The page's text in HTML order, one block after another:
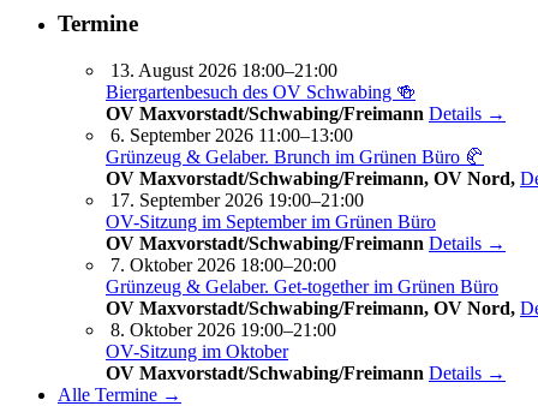
Termine
13. August 2026 18:00–21:00
Biergartenbesuch des OV Schwabing 🍻
OV Maxvorstadt/Schwabing/Freimann Details →
6. September 2026 11:00–13:00
Grünzeug & Gelaber. Brunch im Grünen Büro 🥐
OV Maxvorstadt/Schwabing/Freimann, OV Nord,
17. September 2026 19:00–21:00
OV-Sitzung im September im Grünen Büro
OV Maxvorstadt/Schwabing/Freimann Details →
7. Oktober 2026 18:00–20:00
Grünzeug & Gelaber. Get-to­ge­ther im Grünen Büro
OV Maxvorstadt/Schwabing/Freimann, OV Nord,
8. Oktober 2026 19:00–21:00
OV-Sitzung im Oktober
OV Maxvorstadt/Schwabing/Freimann Details →
Alle Termine →